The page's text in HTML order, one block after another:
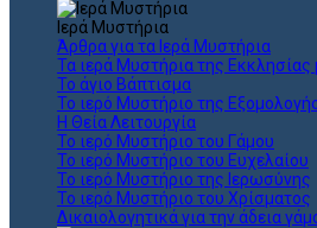
Ιερά Μυστήρια
Άρθρα για τα Ιερά Μυστήρια
Τα ιερά Μυστήρια της Εκκλησίας
Το άγιο Βάπτισμα
Το ιερό Μυστήριο της
Η Θεία Λειτουργία
Το ιερό Μυστήριο του Γάμου
Το ιερό Μυστήριο του Ευχελαίου
Το ιερό Μυστήριο της Ιερωσύνης
Το ιερό Μυστήριο του Χρίσματος
Δικαιολογητικά για την άδεια